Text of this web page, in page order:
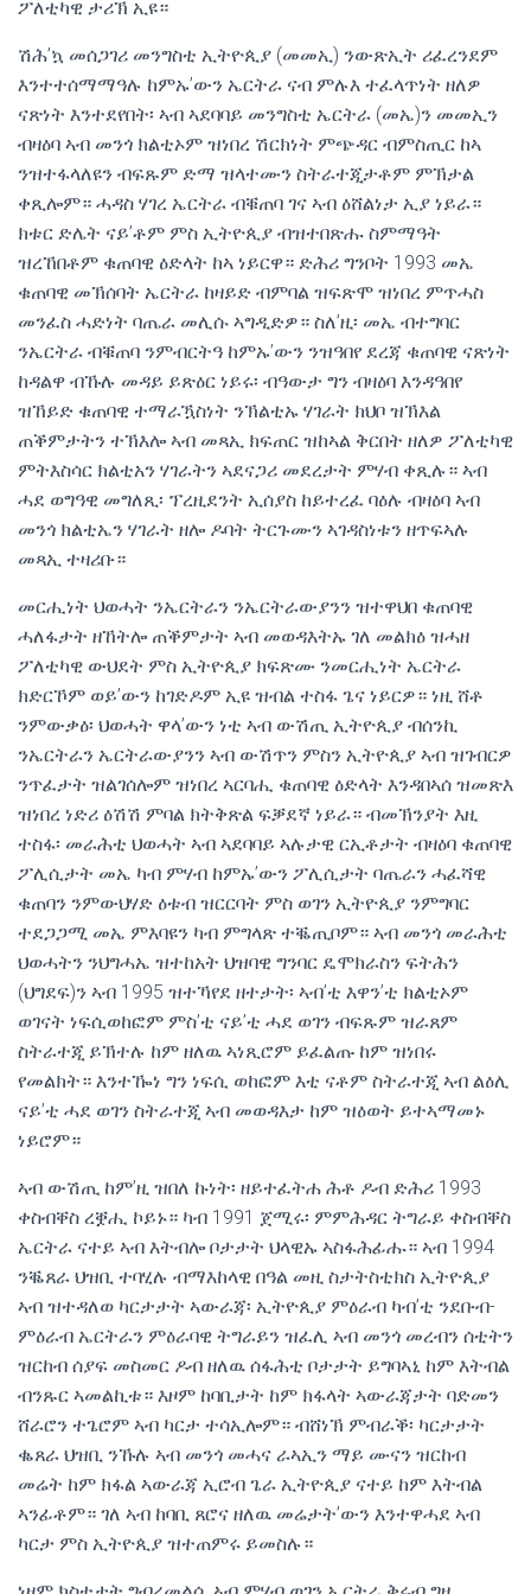
ፖለቲካዊ ታሪኽ ኢዩ።
ሽሕ’ኳ መሰጋገሪ መንግስቲ ኢትዮጲያ (መመኢ) ንውጽኢት ሪፈረንደም
እንተተሰማማዓሉ ከምኡ’ውን ኤርትራ ናብ ምሉእ ተፈላጥነት ዘለዎ
ናጽነት እንተደየበት፡ ኣብ ኣደባባይ መንግስቲ ኤርትራ (መኤ)ን መመኢን
ብዛዕባ ኣብ መንጎ ክልቲኦም ዝነበረ ሽርክነት ምጭዳር ብምስጢር ከኣ
ንዝተፋላለዩን ብፍጹም ድማ ዝላተሙን ስትራተጂታቶም ምኽታል
ቀጺሎም። ሓዳስ ሃገረ ኤርትራ ብቑጠባ ገና ኣብ ዕሸልነታ ኢያ ነይራ።
ክቱር ድሌት ናይ’ቶም ምስ ኢትዮጲያ ብዝተበጽሑ ስምማዓት
ዝረኸበቶም ቁጠባዊ ዕድላት ከኣ ነይርዋ። ድሕሪ ግንቦት 1993 መኤ
ቁጠባዊ መኽሰባት ኤርትራ ከዛይድ ብምባል ዝፍጽሞ ዝነበረ ምጥሓስ
መንፈስ ሓድነት ባጤራ መሊሱ ኣግዲድዎ። ስለ’ዚ፡ መኤ ብተግባር
ንኤርትራ ብቑጠባ ንምብርትዓ ከምኡ’ውን ንዝዓበየ ደረጃ ቁጠባዊ ናጽነት
ከዳልዋ ብኹሉ መዳይ ይጽዕር ነይሩ፡ ብዓውታ ግን ብዛዕባ እንዳዓበየ
ዝኸይድ ቁጠባዊ ተማራዃስነት ንኽልቲኡ ሃገራት ክህቦ ዝኽእል
ጠቕምታትን ተኽእሎ ኣብ መጻኢ ክፍጠር ዝከኣል ቅርበት ዘለዎ ፖለቲካዊ
ምትእስሳር ክልቲአን ሃገራትን ኣደናጋሪ መደረታት ምሃብ ቀጺሉ። ኣብ
ሓደ ወግዓዊ መግለጺ፡ ፕረዚደንት ኢሰያስ ከይተረፈ ባዕሉ ብዛዕባ ኣብ
መንጎ ክልቲኤን ሃገራት ዘሎ ዶባት ትርጉሙን ኣገዳስነቱን ዘጥፍኣሉ
መጻኢ ተዛሪቡ።
መርሒነት ህወሓት ንኤርትራን ንኤርትራውያንን ዝተዋህበ ቁጠባዊ
ሓለፋታት ዘኸትሎ ጠቕምታት ኣብ መወዳእትኡ ገለ መልክዕ ዝሓዘ
ፖለቲካዊ ውህደት ምስ ኢትዮጲያ ክፍጽሙ ንመርሒነት ኤርትራ
ክድርኾም ወይ’ውን ከገድዶም ኢዩ ዝብል ተስፋ ጌና ነይርዎ። ነዚ ሸቶ
ንምውቃዕ፡ ህወሓት ዋላ’ውን ነቲ ኣብ ውሽጢ ኢትዮጲያ ብሰንኪ
ንኤርትራን ኤርትራውያንን ኣብ ውሽጥን ምስን ኢትዮጲያ ኣብ ዝገብርዎ
ንጥፈታት ዝልገሰሎም ዝነበረ ኣርባሒ ቁጠባዊ ዕድላት እንዳበኣሰ ዝመጽእ
ዝነበረ ነድሪ ዕሽሽ ምባል ክትቅጽል ፍቓደኛ ነይራ። ብመኽንያት እዚ
ተስፋ፡ መራሕቲ ህወሓት ኣብ ኣደባባይ ኣሉታዊ ርኢቶታት ብዛዕባ ቁጠባዊ
ፖሊሲታት መኤ ካብ ምሃብ ከምኡ’ውን ፖሊሲታት ባጤራን ሓፈሻዊ
ቁጠባን ንምውህሃድ ዕቱብ ዝርርባት ምስ ወገን ኢትዮጲያ ንምግባር
ተደጋጋሚ መኤ ምእባዩን ካብ ምግላጽ ተቘጢቦም። ኣብ መንጎ መራሕቲ
ህወሓትን ንህግሓኤ ዝተከአት ህዝባዊ ግንባር ዴሞክራስን ፍትሕን
(ህግደፍ)ን ኣብ 1995 ዝተኻየደ ዘተታት፡ ኣብ’ቲ እዋን’ቲ ክልቲኦም
ወገናት ነፍሲወከፎም ምስ’ቲ ናይ’ቲ ሓደ ወገን ብፍጹም ዝራጸም
ስትራተጂ ይኽተሉ ከም ዘለዉ ኣነጺሮም ይፈልጡ ከም ዝነበሩ
የመልክት። እንተዀነ ግን ነፍሲ ወከፎም እቲ ናቶም ስትራተጂ ኣብ ልዕሊ
ናይ’ቲ ሓደ ወገን ስትራተጂ ኣብ መወዳእታ ከም ዝዕወት ይተኣማመኑ
ነይሮም።
ኣብ ውሽጢ ከም’ዚ ዝበለ ኩነት፡ ዘይተፈትሐ ሕቶ ዶብ ድሕሪ 1993
ቀስብቐስ ረቛሒ ኮይኑ። ካብ 1991 ጀሚሩ፡ ምምሕዳር ትግራይ ቀስብቐስ
ኤርትራ ናተይ ኣብ እትብሎ ቦታታት ህላዊኡ ኣስፋሕፊሑ። ኣብ 1994
ንቘጸራ ህዝቢ ተባሂሉ ብማእከላዊ በዓል መዚ ስታትስቲክስ ኢትዮጲያ
ኣብ ዝተዳለወ ካርታታት ኣውራጃ፡ ኢትዮጲያ ምዕራብ ካብ’ቲ ንደቡብ-
ምዕራብ ኤርትራን ምዕራባዊ ትግራይን ዝፈሊ ኣብ መንጎ መረብን ሰቲትን
ዝርከብ ሰያፍ መስመር ዶብ ዘለዉ ሰፋሕቲ ቦታታት ይግባኣኒ ከም እትብል
ብንጹር ኣመልኪቱ። እዞም ከባቢታት ከም ክፋላት ኣውራጃታት ባድመን
ሸራሮን ተጌሮም ኣብ ካርታ ተሳኢሎም። ብሸነኽ ምብራቕ፡ ካርታታት
ቈጸራ ህዝቢ ንኹሉ ኣብ መንጎ መሓና ራኣኢን ማይ ሙናን ዝርከብ
መሬት ከም ክፋል ኣውራጃ ኢሮብ ጌራ ኢትዮጲያ ናተይ ከም እትብል
ኣንፊቶም። ገለ ኣብ ከባቢ ጸሮና ዘለዉ መሬታት’ውን እንተዋሓደ ኣብ
ካርታ ምስ ኢትዮጲያ ዝተጠምሩ ይመስሉ።